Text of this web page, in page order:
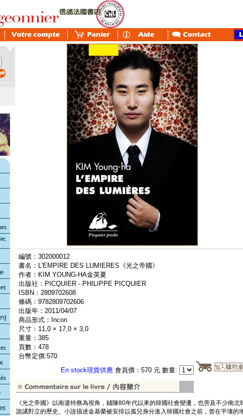
編號：302000012
書名：L'EMPIRE DES LUMIERES《光之帝國》
作者：KIM YOUNG-HA金英夏
出版社：PICQUIER - PHILIPPE PICQUIER
ISBN：2809702608
條碼：9782809702606
出版年：2011/04/07
商品形式：Incon
尺寸：11,0 × 17,0 × 3,0
重量：385
頁數：478
台幣定價:570
En stock現貨供應 會員價：570 元 數量:
《光之帝國》以南遣特務為視角，鋪陳80年代以來的韓國社會變遷，也旁及不少南北
詭譎對立的歷史。小說描述金基榮被安排以孤兒身分進入韓國社會之前，曾在平壤的